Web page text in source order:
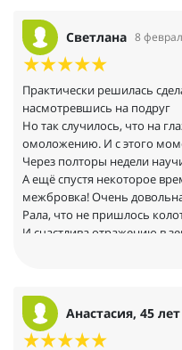
Светлана 8
Практически решилась
насмотревшись на подруг
Но так случилось, что на
омоложению. И с этого
Через полторы недели
А ещё спустя некоторое
межбровка! Очень
Рала, что не пришлось
И счастлива отражению в
Анастасия, 45 лет